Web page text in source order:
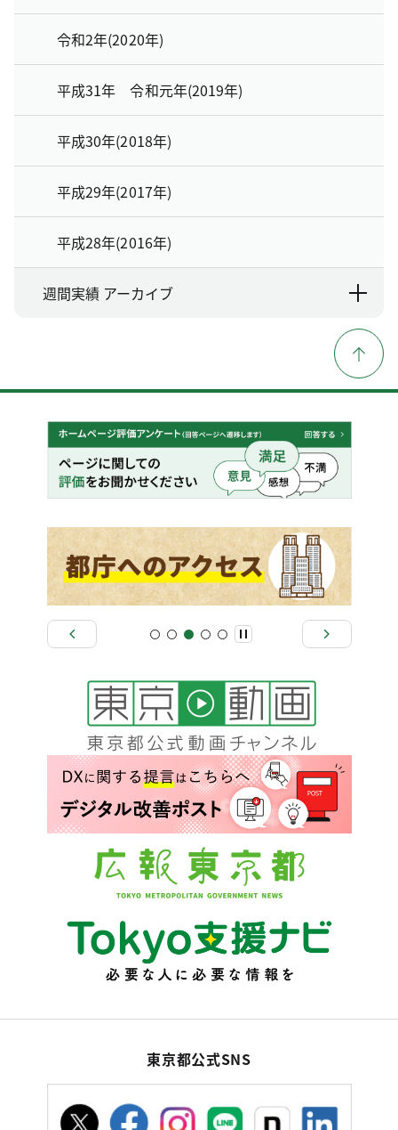
令和2年(2020年)
平成31年 令和元年(2019年)
平成30年(2018年)
平成29年(2017年)
平成28年(2016年)
週間実績 アーカイブ
東京都公式SNS